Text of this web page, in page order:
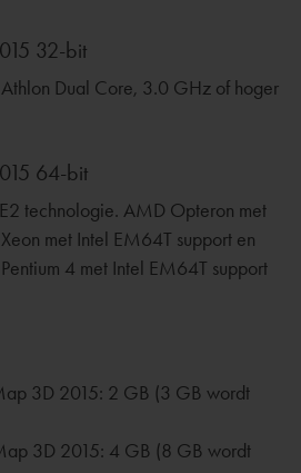
32-bit
Dual Core, 3.0 GHz of hoger
64-bit
technologie. AMD Opteron met
met Intel EM64T support en
4 met Intel EM64T support
3D 2015: 2 GB (3 GB wordt
3D 2015: 4 GB (8 GB wordt